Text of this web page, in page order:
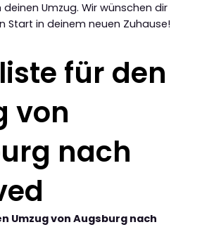
Umzug. Wir wünschen dir
Start in deinem neuen Zuhause!
für den
von
nach
Umzug von Augsburg nach